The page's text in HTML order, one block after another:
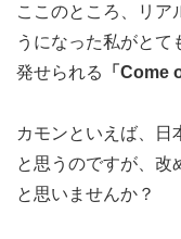
ここのところ、リア
うになった私がとて
発せられる
「Come
カモンといえば、日
と思うのですが、改
と思いませんか？